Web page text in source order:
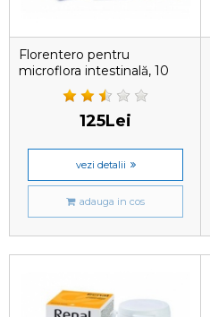
Florentero pentru
microflora intestinală, 10
125Lei
vezi detalii
adauga in cos